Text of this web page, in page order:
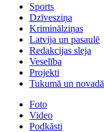
Sports
Dzīvesziņa
Kriminālziņas
Latvija un pasaulē
Redakcijas sleja
Veselība
Projekti
Tukumā un novadā
Foto
Video
Podkāsti